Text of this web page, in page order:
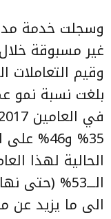
وسجلت خدمة
غير مسبوقة
35%
الـــ53%
الى ما يزيد عن